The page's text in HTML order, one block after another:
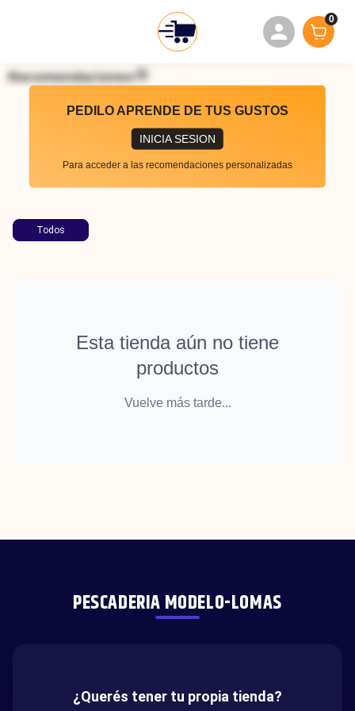
0
PEDILO APRENDE DE TUS GUSTOS
INICIA SESION
Para acceder a las recomendaciones personalizadas
Recomendaciones
Todos
Esta tienda aún no tiene
productos
Vuelve más tarde...
PESCADERIA MODELO-LOMAS
¿Querés tener tu propia tienda?